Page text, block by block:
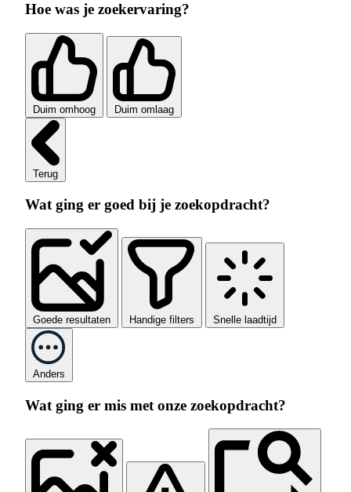
Hoe was je zoekervaring?
Duim omhoog Duim omlaag
Terug
Wat ging er goed bij je zoekopdracht?
Goede resultaten Handige filters Snelle laadtijd
Anders
Wat ging er mis met onze zoekopdracht?